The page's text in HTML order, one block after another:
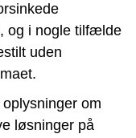
og i nogle tilfælde
uden
om
løsninger på